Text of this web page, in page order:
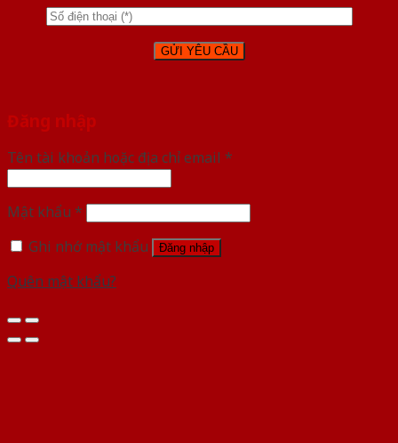
Đăng nhập
Tên tài khoản hoặc địa chỉ email *
Mật khẩu *
Ghi nhớ mật khẩu
Đăng nhập
Quên mật khẩu?